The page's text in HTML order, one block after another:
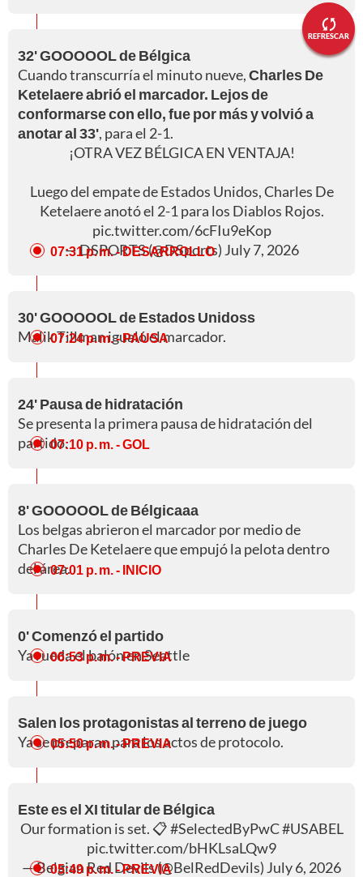
REFRESCAR
32' GOOOOOL de Bélgica
Cuando transcurría el minuto nueve,Charles De
Ketelaere abrió el marcador. Lejos de
conformarse con ello, fue por más y volvió a
anotar al 33', para el 2-1.
¡OTRA VEZ BÉLGICA EN VENTAJA!
Luego del empate de Estados Unidos, Charles De
Ketelaere anotó el 2-1 para los Diablos Rojos.
pic.twitter.com/6cFIu9eKop
— DSPORTS (@DSports) July 7, 2026
07:31 p. m.- DESARROLLO
30' GOOOOOL de Estados Unidoss
Malik Tillman igualó el marcador.
07:24 p. m.- PAUSA
24' Pausa de hidratación
Se presenta la primera pausa de hidratación del
partido.07:10 p. m. - GOL
8' GOOOOOL de Bélgicaaa
Los belgas abrieron el marcador por medio de
Charles De Ketelaere que empujó la pelota dentro
del área.07:01 p. m. - INICIO
0' Comenzó el partido
Ya rueda el balón en Seattle
06:53 p. m.- PREVIA
Salen los protagonistas al terreno de juego
Ya se preparan para los actos de protocolo.
05:50 p. m.- PREVIA
Este es el XI titular de Bélgica
Our formation is set. 📋#SelectedByPwC#USABEL
pic.twitter.com/bHKLsaLQw9
— Belgian Red Devils (@BelRedDevils) July 6, 2026
05:49 p. m. - PREVIA